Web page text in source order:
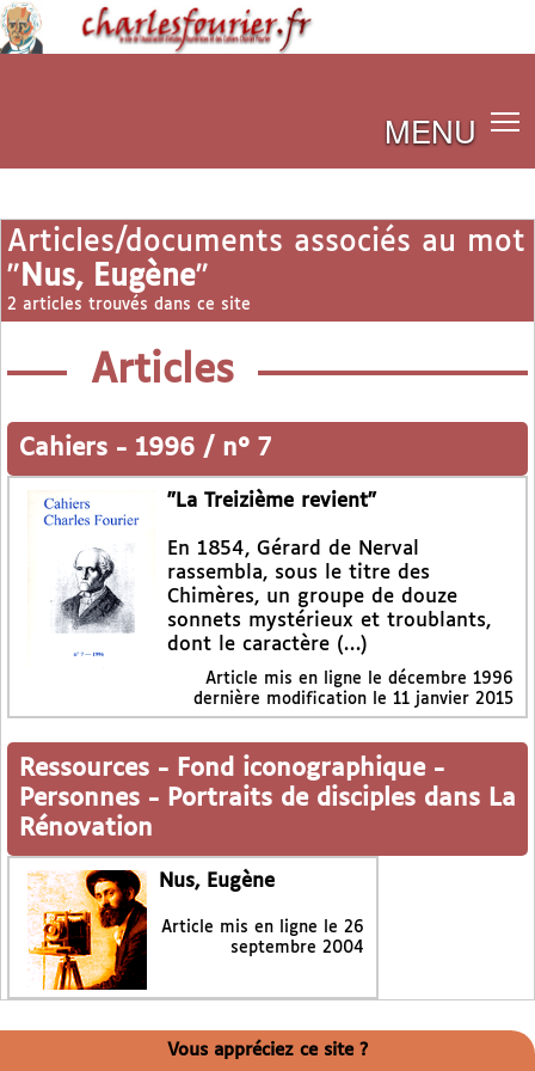
MENU
Articles/documents associés au mot
" Nus, Eugène"
2 articles trouvés dans ce site
Articles
Cahiers - 1996 / n° 7
"La Treizième revient"
En 1854, Gérard de Nerval
rassembla, sous le titre des
Chimères, un groupe de douze
sonnets mystérieux et troublants,
dont le caractère (…)
Article mis en ligne le décembre 1996
dernière modification le 11 janvier 2015
Ressources - Fond iconographique -
Personnes - Portraits de disciples dans La
Rénovation
Nus, Eugène
Article mis en ligne le 26
septembre 2004
Vous appréciez ce site ?